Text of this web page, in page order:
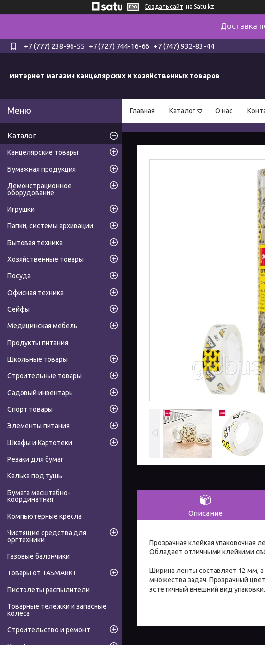
Создать сайт на Satu.kz
Доставка
+7 (777) 238-96-55 +7 (727) 744-16-66 +7 (747) 932-83-44
Интернет магазин канцелярских и хозяйственных товаров
Главная Каталог О нас
Описание
Прозрачная клейкая упаковочная
Обладает отличными клейкими
Ширина ленты составляет 12 мм, а
множества задач. Прозрачный
эстетичный внешний вид упаковки.
Каталог
Канцелярские товары
Бумажная продукция
Демонстрационное
оборудование
Игрушки
Папки, системы архивации
Бытовая техника
Хозяйственные товары
Посуда
Офисная техника
Сейфы
Медицинская мебель
Продукты питания
Школьные товары
Строительные товары
Садовый инвентарь
Спорт товары
Элементы питания
Шкафы и Картотеки
Резаки для бумаг
Калька под тушь
Бумага масштабно-
координатная
Компьютерные кресла
Чистящие средства для
оргтехники
Газовые балончики
Товары от TASMARKT
Пистолеты распылители
Товарные тележки и запасные
колеса
Строительство и ремонт